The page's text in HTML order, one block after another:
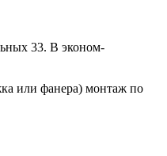
33. В эконом-
или фанера) монтаж по